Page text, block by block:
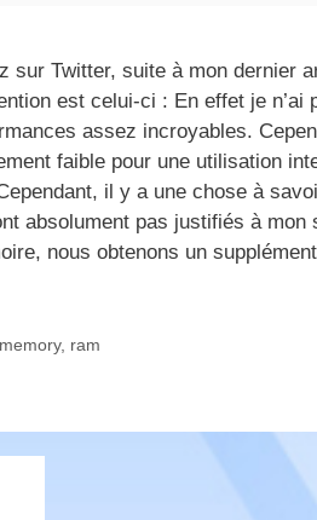
Twitter, suite à mon dernier
est celui-ci : En effet je n’ai
assez incroyables.
faible pour une utilisation
il y a une chose à
absolument pas justifiés à mon
nous obtenons un
memory, ram